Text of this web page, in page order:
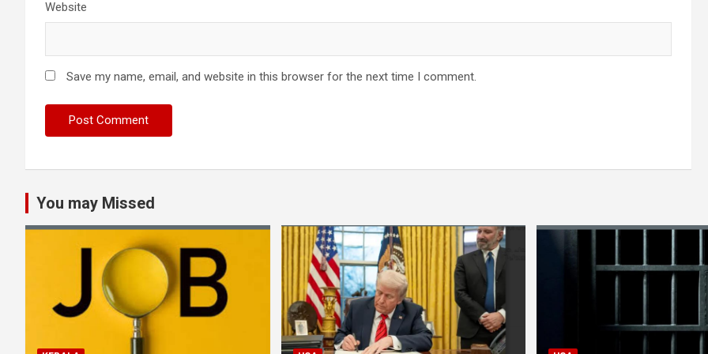
Website
Save my name, email, and website in this browser for the next time I comment.
You may Missed